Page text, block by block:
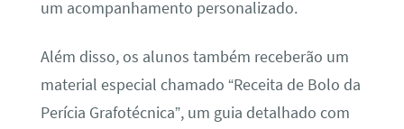
um acompanhamento personalizado.
Além disso, os alunos também receberão um
material especial chamado “Receita de Bolo da
Perícia Grafotécnica”, um guia detalhado com